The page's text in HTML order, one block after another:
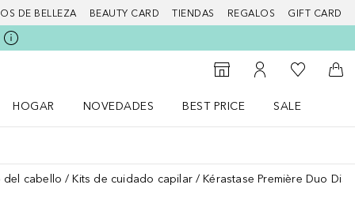
DE BELLEZA BEAUTY CARD TIENDAS REGALOS GIFT CARD
Al Storefinder
Mi cuenta
Mi lista de
A
HOGAR
NOVEDADES
BEST PRICE
SALE
del cabello Kits de cuidado capilar Kérastase Première Duo